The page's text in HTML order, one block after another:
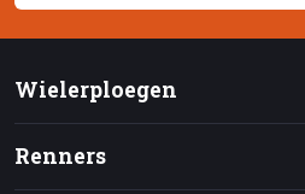
Wielerploegen
Renners